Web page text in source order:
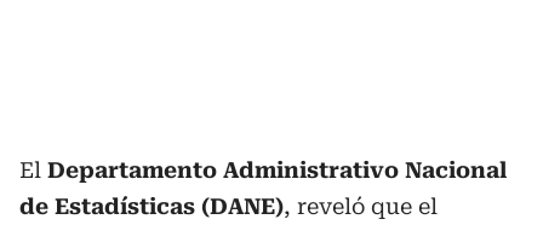
El Departamento Administrativo Nacional
de Estadísticas (DANE), reveló que el